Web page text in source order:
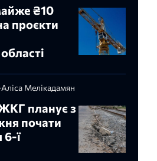
₴10
проєкти
Аліса Мелікадамян
планує з
почати
6-ї